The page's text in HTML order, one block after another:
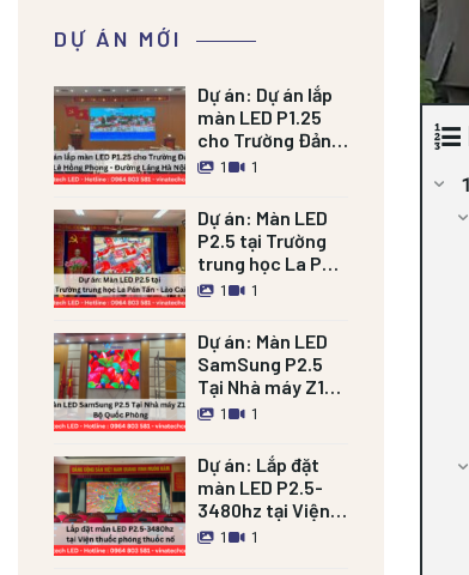
DỰ ÁN MỚI
Dự án: Dự án lắp
màn LED P1.25
cho Trường Đảng
Lê Hồng Phong –
1 1
Dự án: Màn LED
P2.5 tại Trường
trung học La Pán
Tẩn – Lào Cai
1 1
Dự án: Màn LED
SamSung P2.5
Tại Nhà máy Z121
Bộ Quốc Phòng
1 1
Dự án: Lắp đặt
màn LED P2.5-
3480hz tại Viện
thuốc phóng
1 1